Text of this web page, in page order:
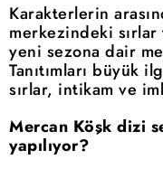
Karakterlerin
merkezindeki
yeni sezona dair
Tanıtımları büyük
sırlar, intikam ve
Mercan Köşk dizi
yapılıyor?